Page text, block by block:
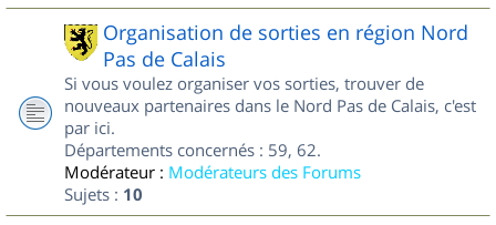
Organisation de sorties en région Nord
Pas de Calais
Si vous voulez organiser vos sorties, trouver de
nouveaux partenaires dans le Nord Pas de Calais, c'est
par ici.
Départements concernés : 59, 62.
Modérateur : Modérateurs des Forums
Sujets : 10